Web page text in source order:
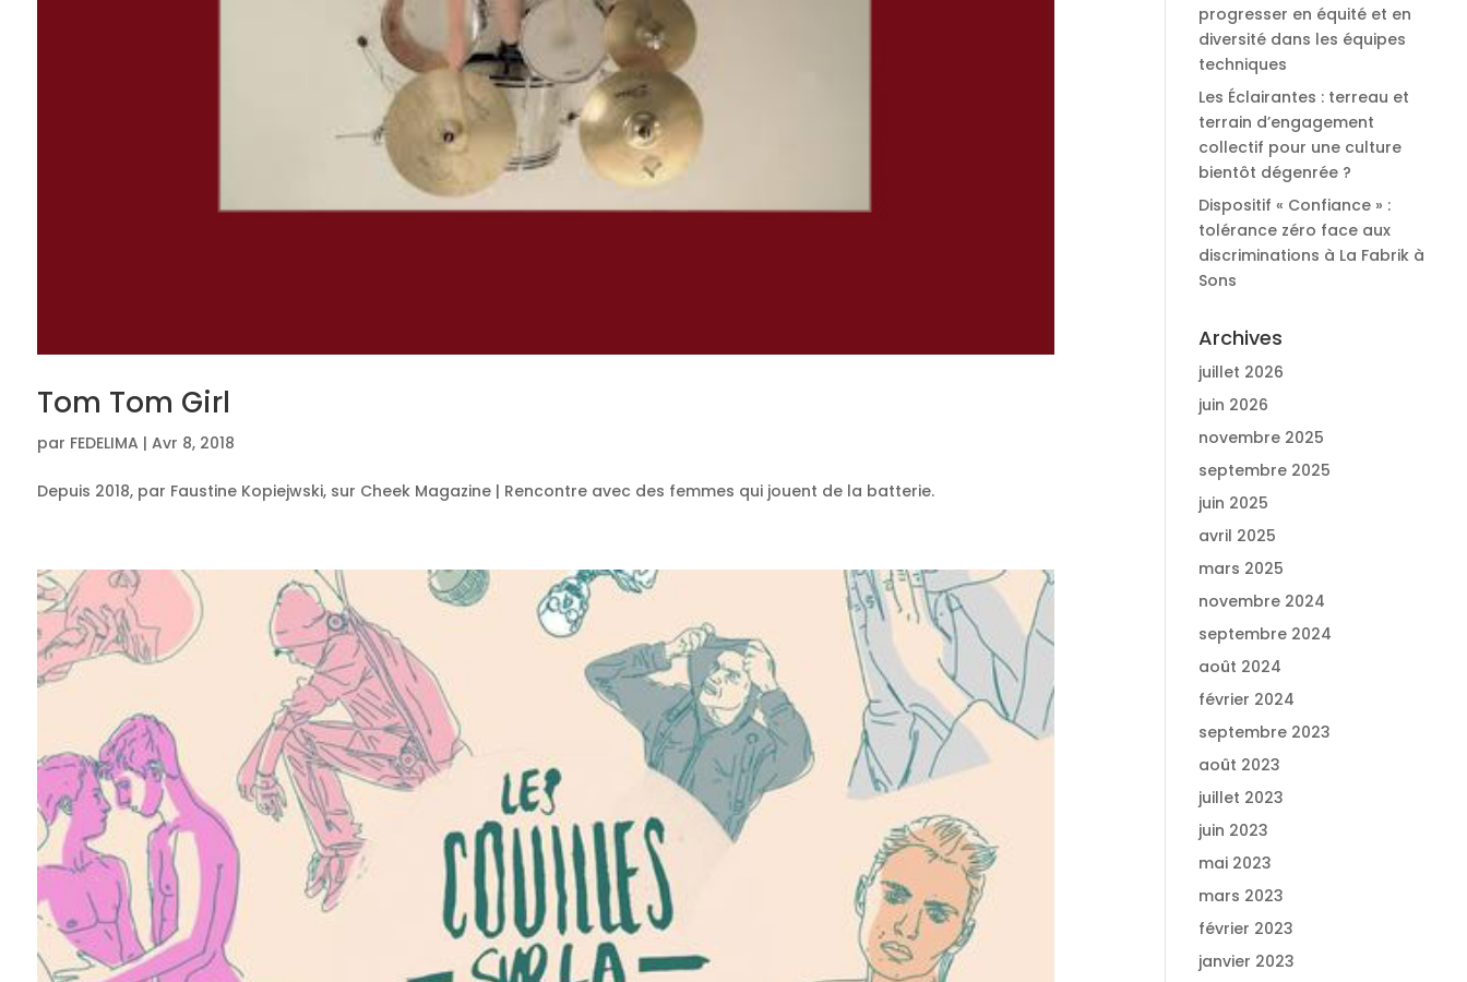
Tom Tom Girl
par FEDELIMA | Avr 8, 2018
Depuis 2018, par Faustine Kopiejwski, sur Cheek Magazine | Rencontre avec des femmes qui jouent de la batterie.
progresser en équité et en
diversité dans les équipes
techniques
Les Éclairantes : terreau et
terrain d’engagement
collectif pour une culture
bientôt dégenrée ?
Dispositif « Confiance » :
tolérance zéro face aux
discriminations à La Fabrik à
Sons
Archives
juillet 2026
juin 2026
novembre 2025
septembre 2025
juin 2025
avril 2025
mars 2025
novembre 2024
septembre 2024
août 2024
février 2024
septembre 2023
août 2023
juillet 2023
juin 2023
mai 2023
mars 2023
février 2023
janvier 2023